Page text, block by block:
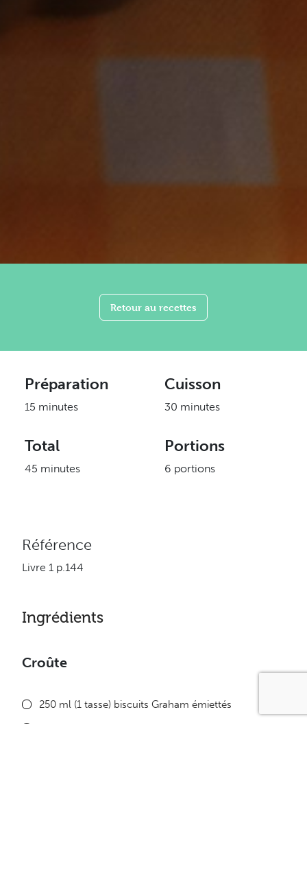
Retour au recettes
Préparation
15 minutes
Cuisson
30 minutes
Total
45 minutes
Portions
6 portions
Référence
Livre 1 p.144
Ingrédients
Croûte
250 ml (1 tasse) biscuits Graham émiettés